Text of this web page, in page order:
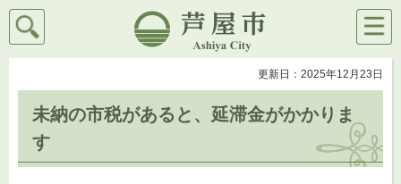
芦屋市
検索
メニ
ュー
更新日：2025年12月23日
未納の市税があると、延滞金がかかりま
す